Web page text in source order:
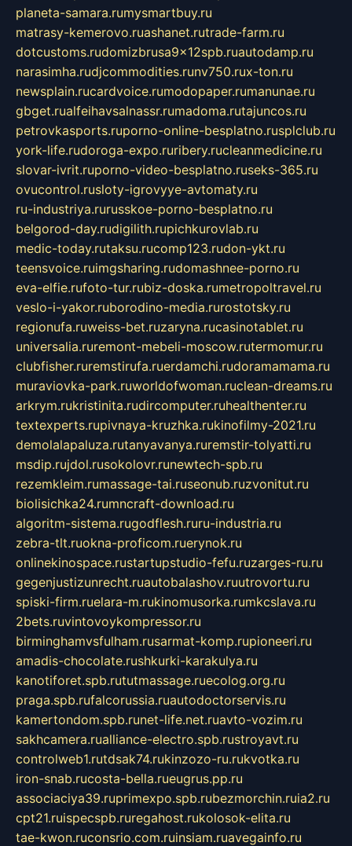
planeta-samara.rumysmartbuy.ru
matrasy-kemerovo.ruashanet.rutrade-farm.ru
dotcustoms.rudomizbrusa9x12spb.ruautodamp.ru
narasimha.rudjcommodities.runv750.rux-ton.ru
newsplain.rucardvoice.rumodopaper.rumanunae.ru
gbget.rualfeihavsalnassr.rumadoma.rutajuncos.ru
petrovkasports.ruporno-online-besplatno.rusplclub.ru
york-life.rudoroga-expo.ruribery.rucleanmedicine.ru
slovar-ivrit.ruporno-video-besplatno.ruseks-365.ru
ovucontrol.rusloty-igrovyye-avtomaty.ru
ru-industriya.rurusskoe-porno-besplatno.ru
belgorod-day.rudigilith.rupichkurovlab.ru
medic-today.rutaksu.rucomp123.rudon-ykt.ru
teensvoice.ruimgsharing.rudomashnee-porno.ru
eva-elfie.rufoto-tur.rubiz-doska.rumetropoltravel.ru
veslo-i-yakor.ruborodino-media.rurostotsky.ru
regionufa.ruweiss-bet.ruzaryna.rucasinotablet.ru
universalia.ruremont-mebeli-moscow.rutermomur.ru
clubfisher.ruremstirufa.ruerdamchi.rudoramamama.ru
muraviovka-park.ruworldofwoman.ruclean-dreams.ru
arkrym.rukristinita.rudircomputer.ruhealthenter.ru
textexperts.rupivnaya-kruzhka.rukinofilmy-2021.ru
demolalapaluza.rutanyavanya.ruremstir-tolyatti.ru
msdip.rujdol.rusokolovr.runewtech-spb.ru
rezemkleim.rumassage-tai.ruseonub.ruzvonitut.ru
biolisichka24.rumncraft-download.ru
algoritm-sistema.rugodflesh.ruru-industria.ru
zebra-tlt.ruokna-proficom.ruerynok.ru
onlinekinospace.rustartupstudio-fefu.ruzarges-ru.ru
gegenjustizunrecht.ruautobalashov.ruutrovortu.ru
spiski-firm.ruelara-m.rukinomusorka.rumkcslava.ru
2bets.ruvintovoykompressor.ru
birminghamvsfulham.rusarmat-komp.rupioneeri.ru
amadis-chocolate.rushkurki-karakulya.ru
kanotiforet.spb.rututmassage.ruecolog.org.ru
praga.spb.rufalcorussia.ruautodoctorservis.ru
kamertondom.spb.runet-life.net.ruavto-vozim.ru
sakhcamera.rualliance-electro.spb.rustroyavt.ru
controlweb1.rutdsak74.rukinzozo-ru.rukvotka.ru
iron-snab.rucosta-bella.rueugrus.pp.ru
associaciya39.ruprimexpo.spb.rubezmorchin.ruia2.ru
cpt21.ruispecspb.ruregahost.rukolosok-elita.ru
tae-kwon.ruconsrio.com.ruinsiam.ruavegainfo.ru